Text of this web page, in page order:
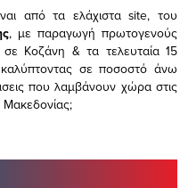
από τα ελάχισταsite, του
, με παραγωγή πρωτογενούς
σε Κοζάνη & τα τελευταία 15
σε ποσοστό άνω
που λαμβάνουν χώρα στις